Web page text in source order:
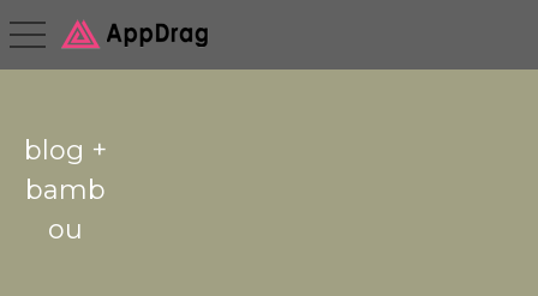
toggle navigation
blog +
bamb
ou